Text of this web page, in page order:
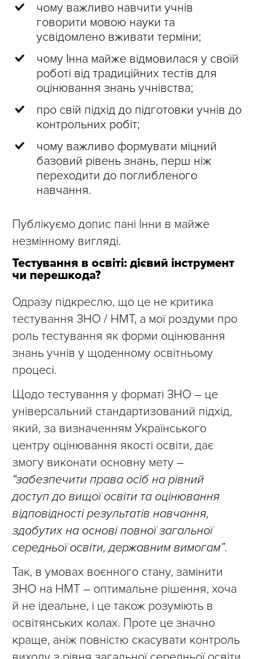
чому важливо навчити учнів
говорити мовою науки та
усвідомлено вживати терміни;
чому Інна майже відмовилася у своїй
роботі від традиційних тестів для
оцінювання знань учнівства;
про свій підхід до підготовки учнів до
контрольних робіт;
чому важливо формувати міцний
базовий рівень знань, перш ніж
переходити до поглибленого
навчання.
Публікуємо допис пані Інни в майже
незмінному вигляді.
Тестування в освіті: дієвий інструмент
чи перешкода?
Одразу підкреслю, що це не критика
тестування ЗНО / НМТ, а мої роздуми про
роль тестування як форми оцінювання
знань учнів у щоденному освітньому
процесі.
Щодо тестування у форматі ЗНО – це
універсальний стандартизований підхід,
який, за визначенням Українського
центру оцінювання якості освіти, дає
змогу виконати основну мету –
“забезпечити права осіб на рівний
доступ до вищої освіти та оцінювання
відповідності результатів навчання,
здобутих на основі повної загальної
середньої освіти, державним вимогам”.
Так, в умовах воєнного стану, замінити
ЗНО на НМТ – оптимальне рішення, хоча
й не ідеальне, і це також розуміють в
освітянських колах. Проте це значно
краще, аніж повністю скасувати контроль